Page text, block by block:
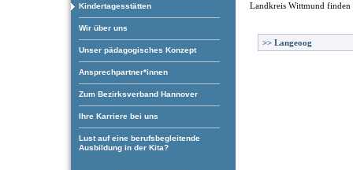
Kindertagesstätten
Wir über uns
Unser pädagogisches Konzept
Ansprechpartner*innen
Zum Bezirksverband Hannover
Ihre Karriere bei uns
Lust auf eine berufsbegleitende
Ausbildung in der Kita?
Landkreis Wittmund finden
>> Langeoog